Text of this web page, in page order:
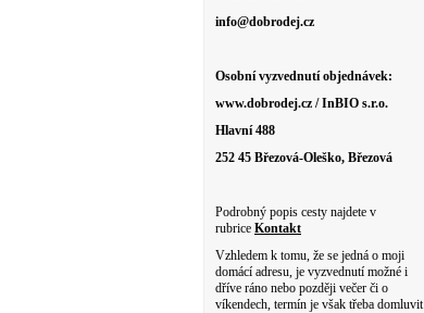
info@dobrodej.cz
Osobní vyzvednutí objednávek:
www.dobrodej.cz / InBIO s.r.o.
Hlavní 488
252 45 Březová-Oleško, Březová
Podrobný popis cesty najdete v
rubrice Kontakt
Vzhledem k tomu, že se jedná o moji
domácí adresu, je vyzvednutí možné i
dříve ráno nebo později večer či o
víkendech, termín je však třeba domluvit